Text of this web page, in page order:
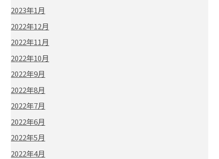
2023年1月
2022年12月
2022年11月
2022年10月
2022年9月
2022年8月
2022年7月
2022年6月
2022年5月
2022年4月